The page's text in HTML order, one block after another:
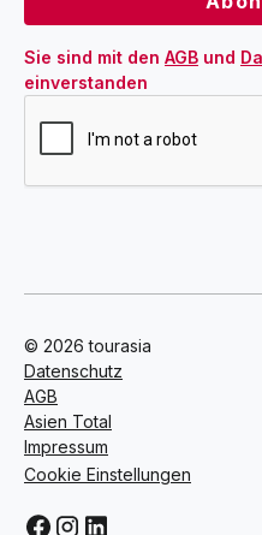
Sie sind mit den AGB und
einverstanden
© 2026 tourasia
Datenschutz
AGB
Asien Total
Impressum
Cookie Einstellungen